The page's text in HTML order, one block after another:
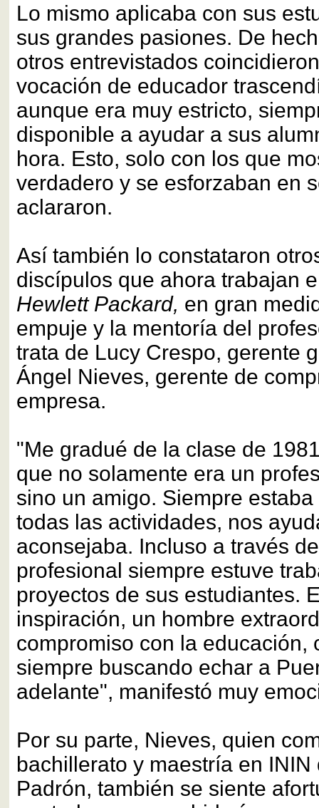
Lo mismo aplicaba con sus
sus grandes pasiones. De
otros entrevistados
vocación de educador
aunque era muy estricto,
disponible a ayudar a sus
hora. Esto, solo con los que
verdadero y se esforzaban en
aclararon.
Así también lo constataron
discípulos que ahora trabajan
Hewlett Packard, en gran
empuje y la mentoría del
trata de Lucy Crespo, gerente
Ángel Nieves, gerente de
empresa.
"Me gradué de la clase de
que no solamente era un
sino un amigo. Siempre
todas las actividades, nos
aconsejaba. Incluso a través
profesional siempre estuve
proyectos de sus estudiantes.
inspiración, un hombre
compromiso con la educación,
siempre buscando echar a
adelante", manifestó muy
Por su parte, Nieves, quien
bachillerato y maestría en
Padrón, también se siente